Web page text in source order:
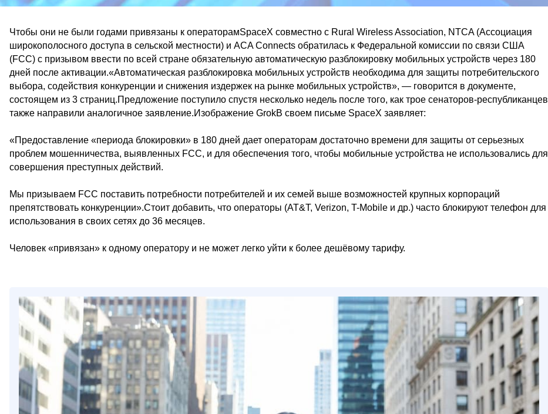
Чтобы они не были годами привязаны к операторамSpaceX совместно с Rural Wireless Association, NTCA (Ассоциация
широкополосного доступа в сельской местности) и ACA Connects обратилась к Федеральной комиссии по связи США
(FCC) с призывом ввести по всей стране обязательную автоматическую разблокировку мобильных устройств через 180
дней после активации.«Автоматическая разблокировка мобильных устройств необходима для защиты потребительского
выбора, содействия конкуренции и снижения издержек на рынке мобильных устройств», — говорится в документе,
состоящем из 3 страниц.Предложение поступило спустя несколько недель после того, как трое сенаторов-республиканцев
также направили аналогичное заявление.Изображение GrokВ своем письме SpaceX заявляет:
«Предоставление «периода блокировки» в 180 дней дает операторам достаточно времени для защиты от серьезных
проблем мошенничества, выявленных FCC, и для обеспечения того, чтобы мобильные устройства не использовались для
совершения преступных действий.
Мы призываем FCC поставить потребности потребителей и их семей выше возможностей крупных корпораций
препятствовать конкуренции».Стоит добавить, что операторы (AT&T, Verizon, T-Mobile и др.) часто блокируют телефон для
использования в своих сетях до 36 месяцев.
Человек «привязан» к одному оператору и не может легко уйти к более дешёвому тарифу.